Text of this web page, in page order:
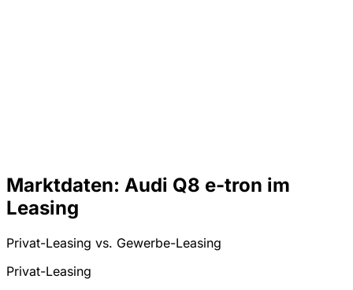
Marktdaten: Audi Q8 e-tron im
Leasing
Privat-Leasing vs. Gewerbe-Leasing
Privat-Leasing